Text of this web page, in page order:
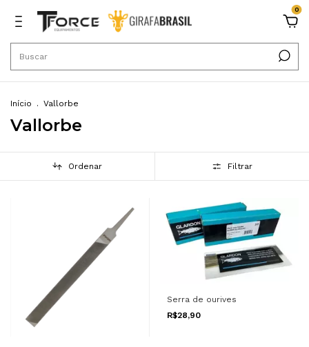
0
Início . Vallorbe
Vallorbe
Ordenar Filtrar
Serra de ourives
R$28,90